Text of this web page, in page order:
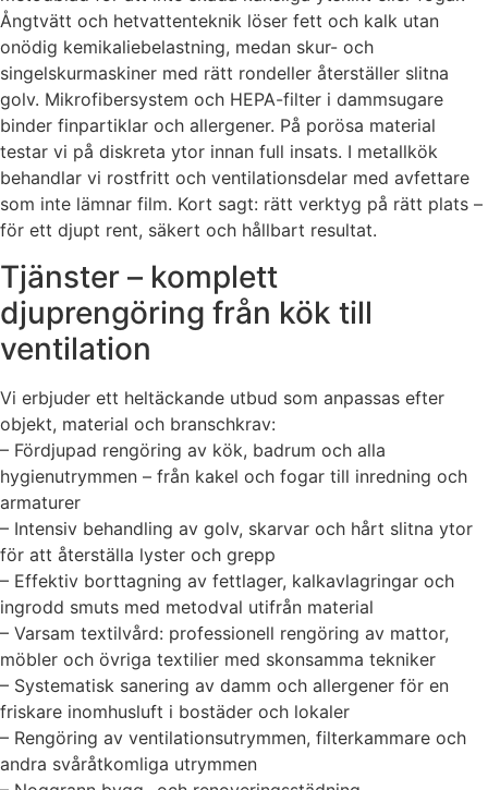
Ångtvätt och hetvattenteknik löser fett och kalk utan
onödig kemikaliebelastning, medan skur- och
singelskurmaskiner med rätt rondeller återställer slitna
golv. Mikrofibersystem och HEPA-filter i dammsugare
binder finpartiklar och allergener. På porösa material
testar vi på diskreta ytor innan full insats. I metallkök
behandlar vi rostfritt och ventilationsdelar med avfettare
som inte lämnar film. Kort sagt: rätt verktyg på rätt plats –
för ett djupt rent, säkert och hållbart resultat.
Tjänster – komplett
djuprengöring från kök till
ventilation
Vi erbjuder ett heltäckande utbud som anpassas efter
objekt, material och branschkrav:
– Fördjupad rengöring av kök, badrum och alla
hygienutrymmen – från kakel och fogar till inredning och
armaturer
– Intensiv behandling av golv, skarvar och hårt slitna ytor
för att återställa lyster och grepp
– Effektiv borttagning av fettlager, kalkavlagringar och
ingrodd smuts med metodval utifrån material
– Varsam textilvård: professionell rengöring av mattor,
möbler och övriga textilier med skonsamma tekniker
– Systematisk sanering av damm och allergener för en
friskare inomhusluft i bostäder och lokaler
– Rengöring av ventilationsutrymmen, filterkammare och
andra svåråtkomliga utrymmen